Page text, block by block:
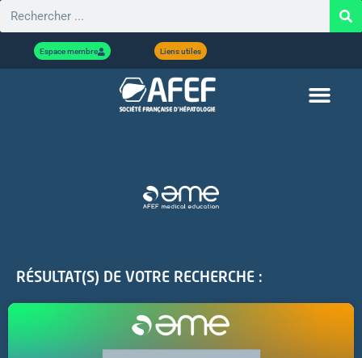
Espace membre Liens utiles
RÉSULTAT(S) DE VOTRE RECHERCHE :